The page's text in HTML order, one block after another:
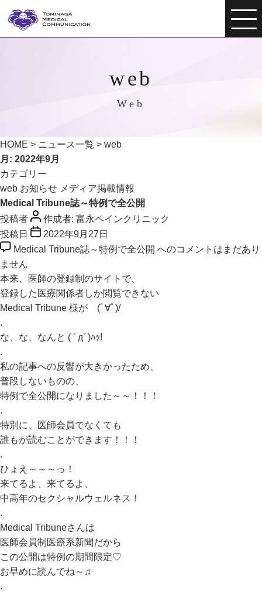
web
Web
HOME > ニュース一覧 > web
月: 2022年9月
カテゴリー
web お知らせ メディア掲載情報
Medical Tribune誌～特例で全公開
投稿者
作成者: 富永ペインクリニック
投稿日
2022年9月27日
Medical Tribune誌～特例で全公開 へのコメントはまだあり
ません
本来、医師の登録制のサイトで、
登録した医療関係者しか閲覧できない
Medical Tribune 様が (ﾟ∀ﾟ)/
.
な、な、なんと ( ﾟдﾟ)ﾊｯ!
.
私の記事への反響が大きかったため、
普段しないものの、
特例で全公開になりました～～！！！
.
特別に、医師会員でなくても
誰もが読むことができます！！！
.
ひょえ～～～っ！
来てるよ、来てるよ、
中高年のセクシャルウェルネス！
.
Medical Tribuneさんは
医師会員制医療系新聞だから
この公開は特例の期間限定♡
お早めに読んでね～♫
.